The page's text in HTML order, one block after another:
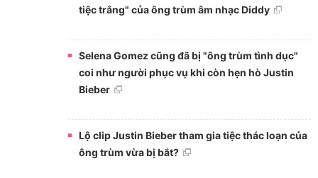
tiệc trắng" của ông trùm âm nhạc Diddy
Selena Gomez cũng đã bị "ông trùm tình dục"
coi như người phục vụ khi còn hẹn hò Justin
Bieber
Lộ clip Justin Bieber tham gia tiệc thác loạn của
ông trùm vừa bị bắt?